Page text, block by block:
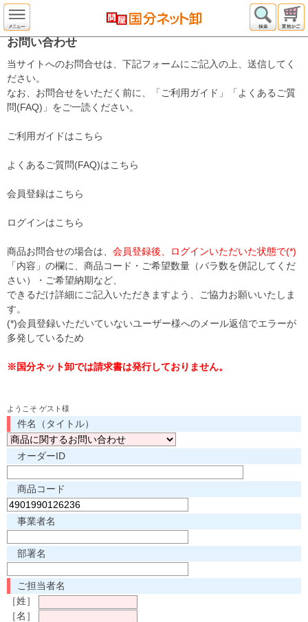
お問い合わせ
当サイトへのお問合せは、下記フォームにご記入の上、送信してく
ださい。
なお、お問合せをいただく前に、「ご利用ガイド」「よくあるご質
問(FAQ)」をご一読ください。
ご利用ガイドはこちら
よくあるご質問(FAQ)はこちら
会員登録はこちら
ログインはこちら
商品お問合せの場合は、 会員登録後、ログインいただいた状態で(*)
「内容」の欄に、商品コード・ご希望数量（バラ数を併記してくだ
さい）・ご希望納期など、
できるだけ詳細にご記入いただきますよう、ご協力お願いいたしま
す。
(*)会員登録いただいていないユーザー様へのメール返信でエラーが
多発しているため
※国分ネット卸では請求書は発行しておりません。
ようこそ ゲスト様
件名（タイトル）
オーダーID
商品コード
事業者名
部署名
ご担当者名
［姓］
［名］